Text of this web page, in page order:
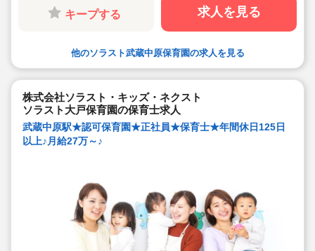
キープする 求人を見る
他のソラスト武蔵中原保育園の求人を見る
株式会社ソラスト・キッズ・ネクスト
ソラスト大戸保育園の保育士求人
武蔵中原駅★認可保育園★正社員★保育士★年間休日125日
以上♪月給27万～♪